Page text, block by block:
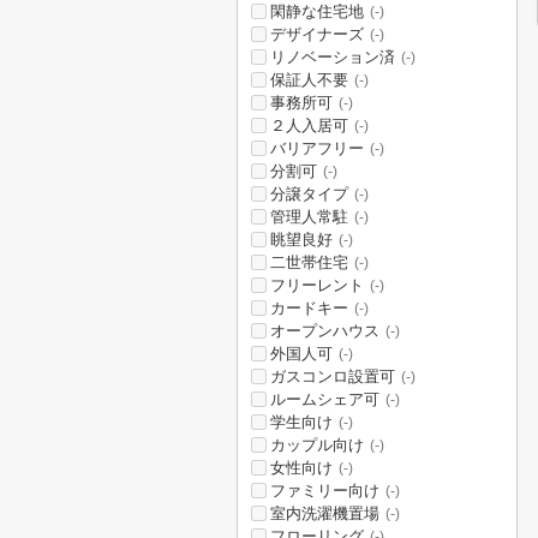
閑静な住宅地 (-)
デザイナーズ (-)
リノベーション済 (-)
保証人不要 (-)
事務所可 (-)
２人入居可 (-)
バリアフリー (-)
分割可 (-)
分譲タイプ (-)
管理人常駐 (-)
眺望良好 (-)
二世帯住宅 (-)
フリーレント (-)
カードキー (-)
オープンハウス (-)
外国人可 (-)
ガスコンロ設置可 (-)
ルームシェア可 (-)
学生向け (-)
カップル向け (-)
女性向け (-)
ファミリー向け (-)
室内洗濯機置場 (-)